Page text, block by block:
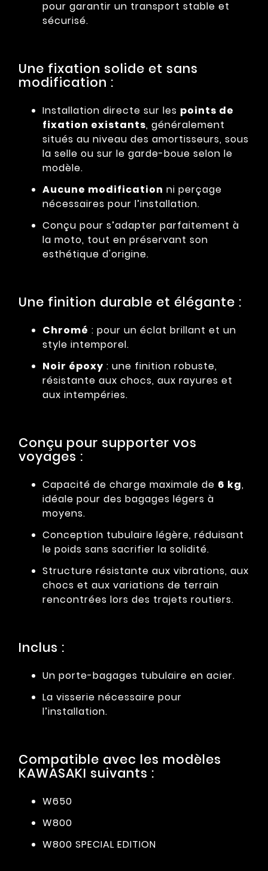
pour garantir un transport stable et
sécurisé.
Une fixation solide et sans
modification :
Installation directe sur les points de
fixation existants, généralement
situés au niveau des amortisseurs, sous
la selle ou sur le garde-boue selon le
modèle.
Aucune modification ni perçage
nécessaires pour l’installation.
Conçu pour s’adapter parfaitement à
la moto, tout en préservant son
esthétique d'origine.
Une finition durable et élégante :
Chromé : pour un éclat brillant et un
style intemporel.
Noir époxy : une finition robuste,
résistante aux chocs, aux rayures et
aux intempéries.
Conçu pour supporter vos
voyages :
Capacité de charge maximale de 6 kg,
idéale pour des bagages légers à
moyens.
Conception tubulaire légère, réduisant
le poids sans sacrifier la solidité.
Structure résistante aux vibrations, aux
chocs et aux variations de terrain
rencontrées lors des trajets routiers.
Inclus :
Un porte-bagages tubulaire en acier.
La visserie nécessaire pour
l’installation.
Compatible avec les modèles
KAWASAKI suivants :
W650
W800
W800 SPECIAL EDITION